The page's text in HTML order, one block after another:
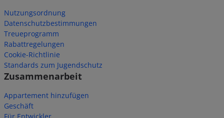
Nutzungsordnung
Datenschutzbestimmungen
Treueprogramm
Rabattregelungen
Cookie-Richtlinie
Standards zum Jugendschutz
Zusammenarbeit
Appartement hinzufügen
Geschäft